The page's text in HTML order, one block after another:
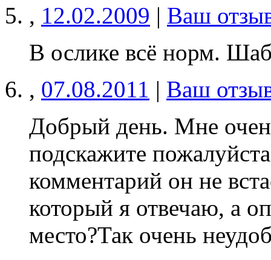
, 12.02.2009 | Ваш
В ослике всё норм.
, 07.08.2011 | Ваш
Добрый день. Мне
подскажите
комментарий он не
который я отвечаю, а
место?Так очень